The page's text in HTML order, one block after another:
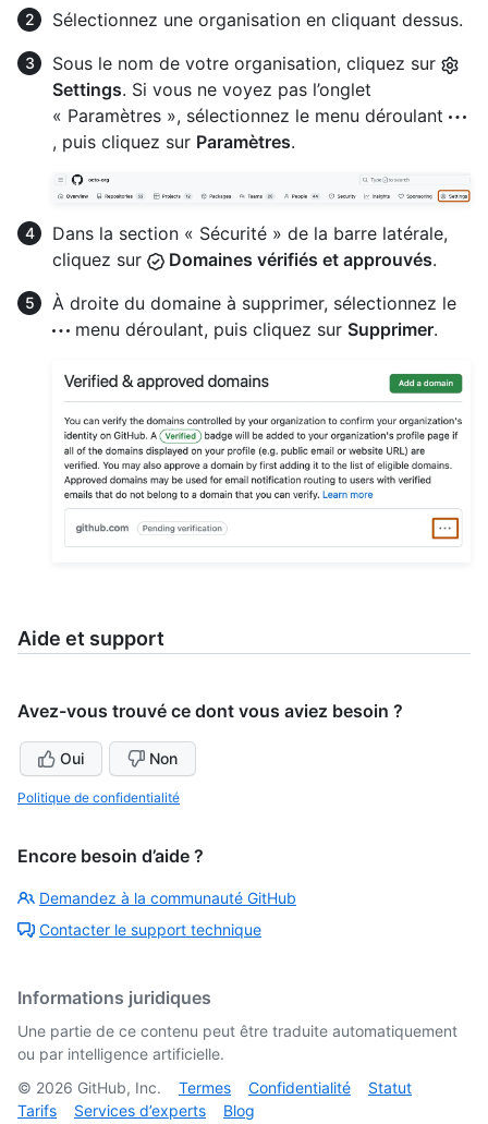
Sélectionnez une organisation en cliquant dessus.
Sous le nom de votre organisation, cliquez sur
Settings. Si vous ne voyez pas l’onglet
« Paramètres », sélectionnez le menu déroulant
, puis cliquez sur Paramètres.
Dans la section « Sécurité » de la barre latérale,
cliquez sur
Domaines vérifiés et approuvés.
À droite du domaine à supprimer, sélectionnez le
menu déroulant, puis cliquez sur Supprimer.
Aide et support
Avez-vous trouvé ce dont vous aviez besoin ?
Oui Non
Politique de confidentialité
Encore besoin d’aide ?
Demandez à la communauté GitHub
Contacter le support technique
Informations juridiques
Une partie de ce contenu peut être traduite automatiquement
ou par intelligence artificielle.
© 2026 GitHub, Inc. Termes Confidentialité
Statut
Tarifs
Services d’experts Blog